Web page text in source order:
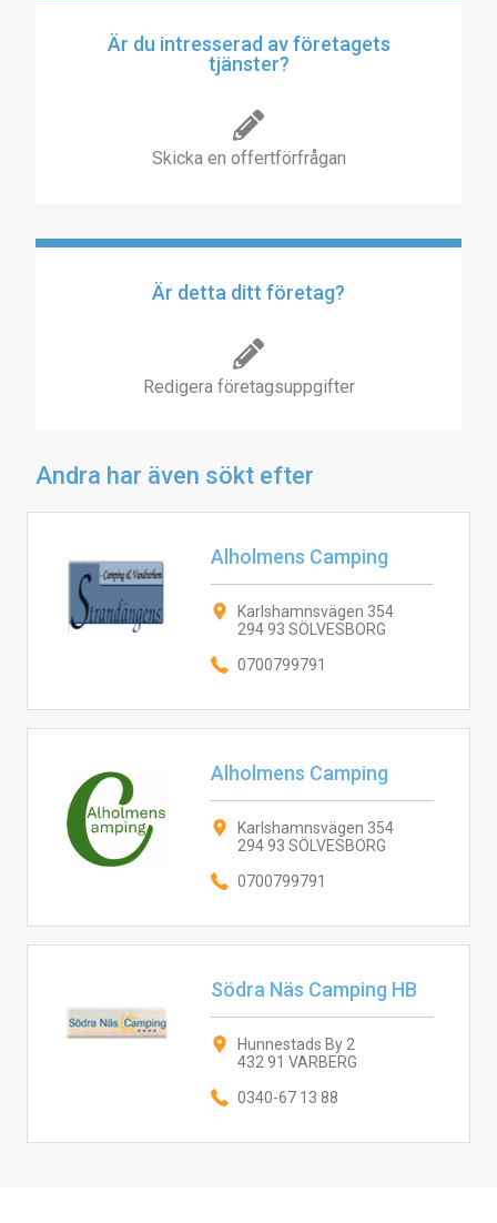
Är du intresserad av företagets
tjänster?
Skicka en offertförfrågan
Är detta ditt företag?
Redigera företagsuppgifter
Andra har även sökt efter
Alholmens Camping
Karlshamnsvägen 354
294 93 SÖLVESBORG
0700799791
Alholmens Camping
Karlshamnsvägen 354
294 93 SÖLVESBORG
0700799791
Södra Näs Camping HB
Hunnestads By 2
432 91 VARBERG
0340-67 13 88